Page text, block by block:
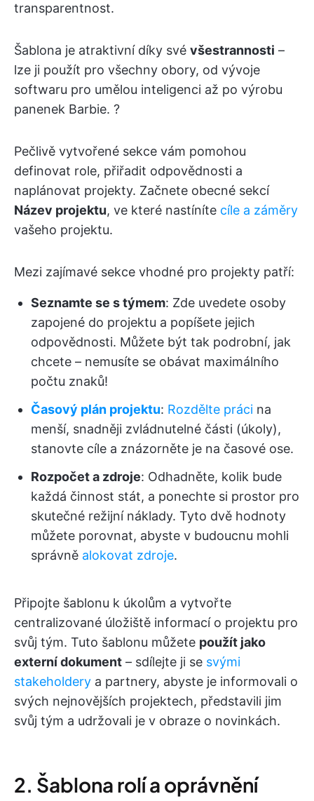
transparentnost.
Šablona je atraktivní díky své všestrannosti –
lze ji použít pro všechny obory, od vývoje
softwaru pro umělou inteligenci až po výrobu
panenek Barbie. ?
Pečlivě vytvořené sekce vám pomohou
definovat role, přiřadit odpovědnosti a
naplánovat projekty. Začnete obecné sekcí
Název projektu, ve které nastíníte cíle a záměry
vašeho projektu.
Mezi zajímavé sekce vhodné pro projekty patří:
Seznamte se s týmem: Zde uvedete osoby
zapojené do projektu a popíšete jejich
odpovědnosti. Můžete být tak podrobní, jak
chcete – nemusíte se obávat maximálního
počtu znaků!
Časový plán projektu: Rozdělte práci na
menší, snadněji zvládnutelné části (úkoly),
stanovte cíle a znázorněte je na časové ose.
Rozpočet a zdroje: Odhadněte, kolik bude
každá činnost stát, a ponechte si prostor pro
skutečné režijní náklady. Tyto dvě hodnoty
můžete porovnat, abyste v budoucnu mohli
správně alokovat zdroje.
Připojte šablonu k úkolům a vytvořte
centralizované úložiště informací o projektu pro
svůj tým. Tuto šablonu můžete použít jako
externí dokument – sdílejte ji se svými
stakeholdery a partnery, abyste je informovali o
svých nejnovějších projektech, představili jim
svůj tým a udržovali je v obraze o novinkách.
2. Šablona rolí a oprávnění